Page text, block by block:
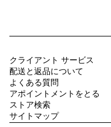
クライアント サービス
配送と返品について
よくある質問
アポイントメントをとる
ストア検索
サイトマップ